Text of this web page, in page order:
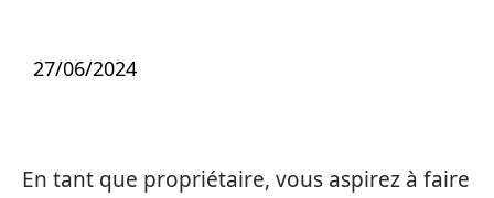
27/06/2024
En tant que propriétaire, vous aspirez à faire